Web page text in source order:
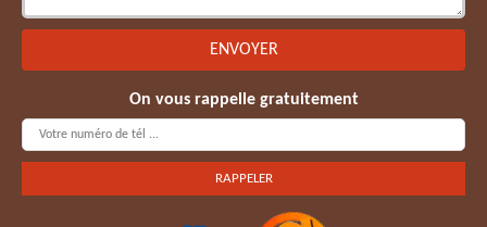
On vous rappelle gratuitement